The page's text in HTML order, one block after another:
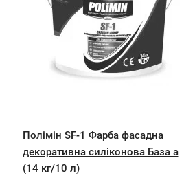
Полімін SF-1 Фарба фасадна
декоративна силіконова База а
(14 кг/10 л)